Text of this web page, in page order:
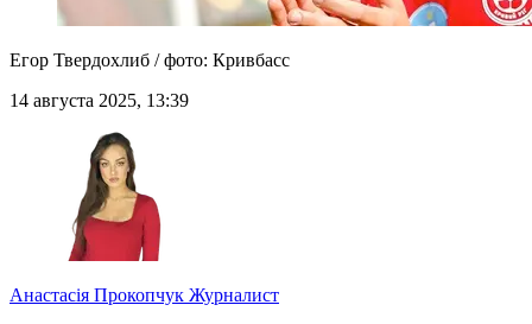
Егор Твердохлиб / фото: Кривбасс
14 августа 2025, 13:39
Анастасія Прокопчук Журналист